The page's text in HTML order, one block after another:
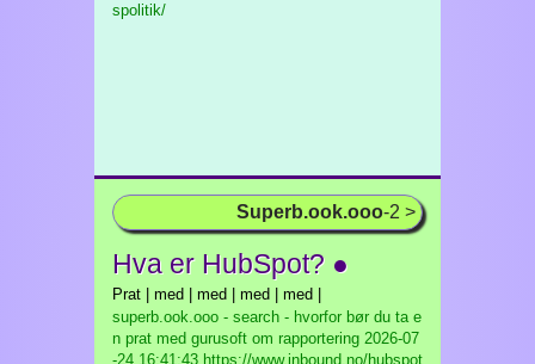
spolitik/
Superb.ook.ooo-2 >
Hva er HubSpot? ●
Prat | med | med | med | med |
superb.ook.ooo - search - hvorfor bør du ta e
n prat med gurusoft om rapportering 2026-07
-24 16:41:43 https://www.inbound.no/hubspot